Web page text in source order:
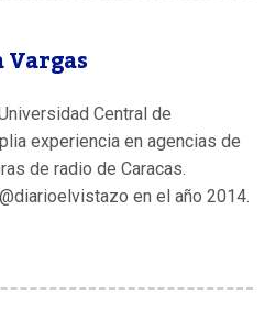
Central de
experiencia en agencias de
de radio de Caracas.
en el año 2014.